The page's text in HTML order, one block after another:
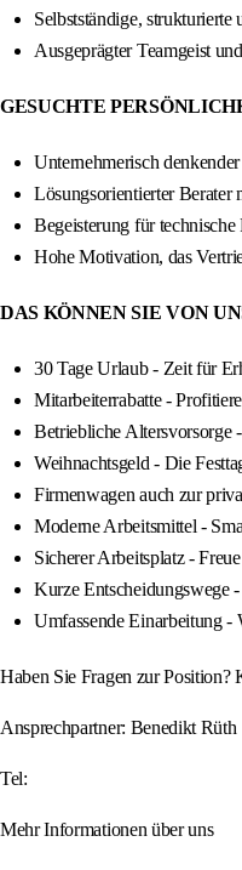
Selbstständige,
Ausgeprägter Teamgeist
GESUCHTE
Unternehmerisch
Lösungsorientierter Berater
Begeisterung für
Hohe Motivation, das
DAS KÖNNEN SIE VON
30 Tage Urlaub - Zeit für
Mitarbeiterrabatte -
Betriebliche Altersvorsorge
Weihnachtsgeld - Die
Firmenwagen auch zur
Moderne Arbeitsmittel -
Sicherer Arbeitsplatz -
Kurze Entscheidungswege
Umfassende Einarbeitung -
Haben Sie Fragen zur Position?
Ansprechpartner: Benedikt Rüth
Tel:
Mehr Informationen über uns